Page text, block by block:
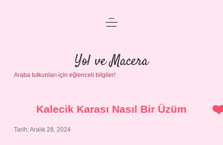
Anasayfa
Gizlilik Politikası
Yasal Uyarı
menüyü
Yol ve Macera
Araba tutkunları için eğlenceli bilgiler!
Kalecik Karası Nasıl Bir Üzüm
Tarih: Aralık 28, 2024